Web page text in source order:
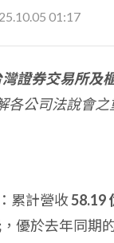
01:17
灣證券交易所及
各公司法說會
：累計營收58.19
，優於去年同期